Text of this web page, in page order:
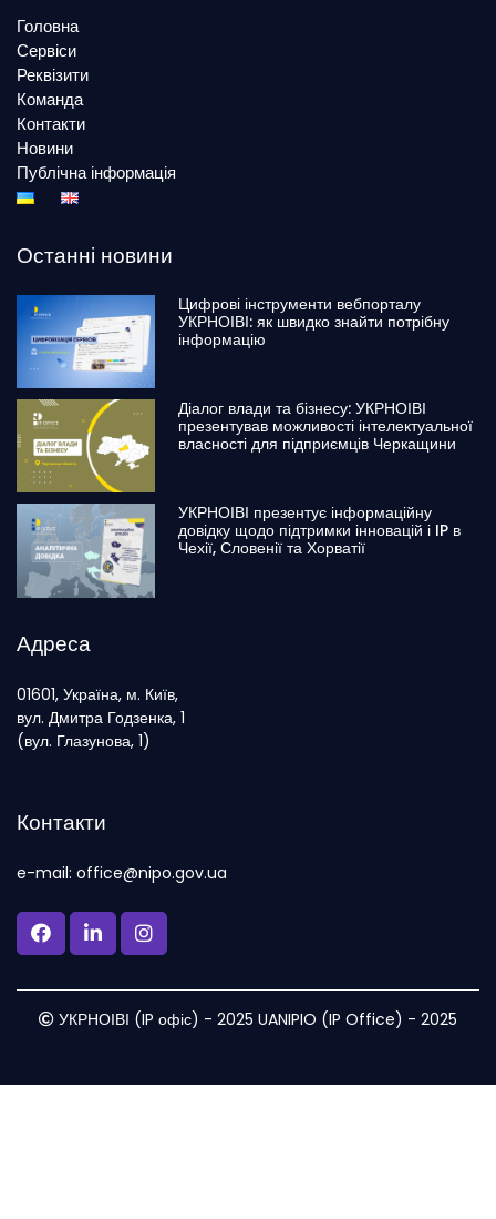
Головна
Сервіси
Реквізити
Команда
Контакти
Новини
Публічна інформація
Останні новини
Цифрові інструменти вебпорталу
УКРНОІВІ: як швидко знайти потрібну
інформацію
Діалог влади та бізнесу: УКРНОІВІ
презентував можливості інтелектуальної
власності для підприємців Черкащини
УКРНОІВІ презентує інформаційну
довідку щодо підтримки інновацій і IP в
Чехії, Словенії та Хорватії
Адреса
01601, Україна, м. Київ,
вул. Дмитра Годзенка, 1
(вул. Глазунова, 1)
Контакти
e-mail: office@nipo.gov.ua
УКРНОІВІ (IP офіс) - 2025 UANIPIO (IP Office) - 2025